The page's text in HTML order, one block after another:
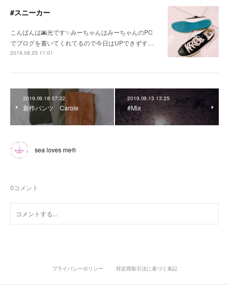
#スニーカー
こんばんは🌆光です✨みーちゃんはみーちゃんのPC
でブログを書いてくれてるので今日はUPできずす…
2019.08.25 11:01
2019.09.18 07:22
新作パンツ Carole
2019.09.13 13:25
#Mia
sea loves me®︎
0コメント
プライバシーポリシー 特定商取引法に基づく表記